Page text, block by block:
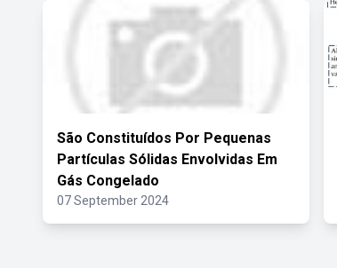
São Constituídos Por Pequenas
Partículas Sólidas Envolvidas Em
Gás Congelado
07 September 2024